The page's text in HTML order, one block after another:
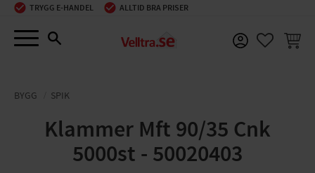
Meny
TRYGG E-HANDEL ALLTID BRA PRISER
BYGG SPIK
Klammer Mft 90/35 Cnk
5000st - 50020403